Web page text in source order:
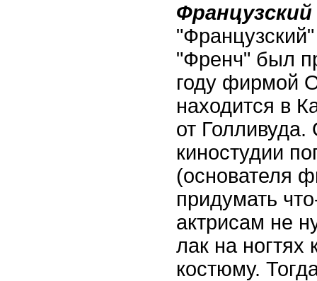
"Френч" был
году фирмой
находится в
от
киностудии
(основателя
придумать
актрисам не
лак на
костюму.